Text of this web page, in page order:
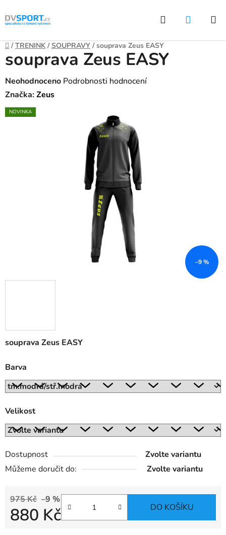
Přejít
na
Hledat
Domů
/ TRENINK / SOUPRAVY / souprava Zeus EASY
souprava Zeus EASY
Barva
Velikost
Dostupnost
Zvolte variantu
Můžeme doručit do:
Zvolte variantu
975 Kč –9 %
880 Kč DO KOŠÍKU
souprava Zeus EASY
Průměrné
hodnocení
produktu
Neohodnoceno Podrobnosti hodnocení
Značka:Zeus
NOVINKA
–9 %